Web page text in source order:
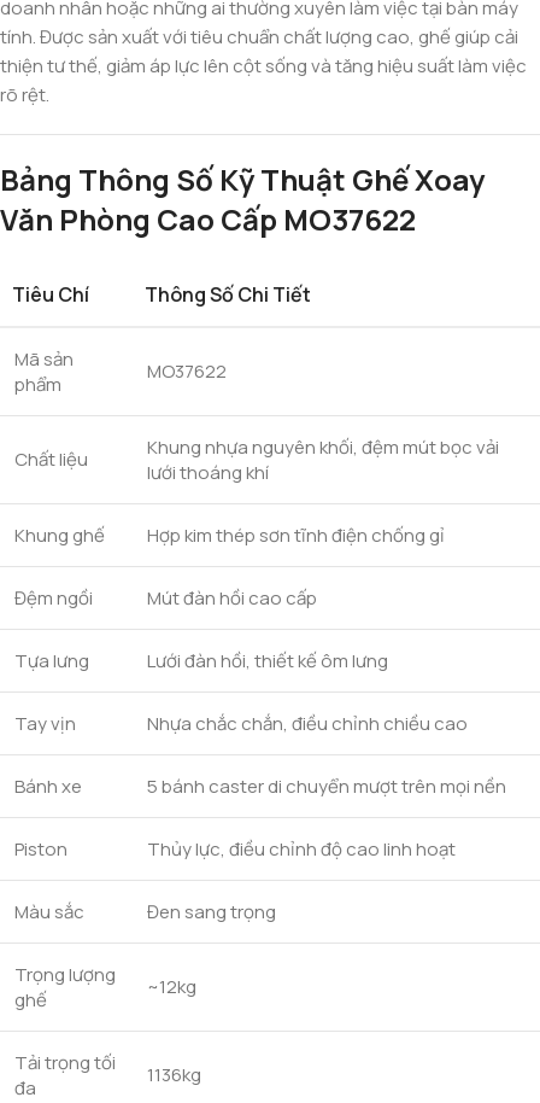
doanh nhân hoặc những ai thường xuyên làm việc tại bàn máy
tính. Được sản xuất với tiêu chuẩn chất lượng cao, ghế giúp cải
thiện tư thế, giảm áp lực lên cột sống và tăng hiệu suất làm việc
rõ rệt.
Bảng Thông Số Kỹ Thuật Ghế Xoay
Văn Phòng Cao Cấp MO37622
Tiêu Chí Thông Số Chi Tiết
Mã sản
phẩm
MO37622
Chất liệu
Khung nhựa nguyên khối, đệm mút bọc vải
lưới thoáng khí
Khung ghế Hợp kim thép sơn tĩnh điện chống gỉ
Đệm ngồi Mút đàn hồi cao cấp
Tựa lưng Lưới đàn hồi, thiết kế ôm lưng
Tay vịn Nhựa chắc chắn, điều chỉnh chiều cao
Bánh xe 5 bánh caster di chuyển mượt trên mọi nền
Piston Thủy lực, điều chỉnh độ cao linh hoạt
Màu sắc Đen sang trọng
Trọng lượng
ghế
~12kg
Tải trọng tối
đa
1136kg